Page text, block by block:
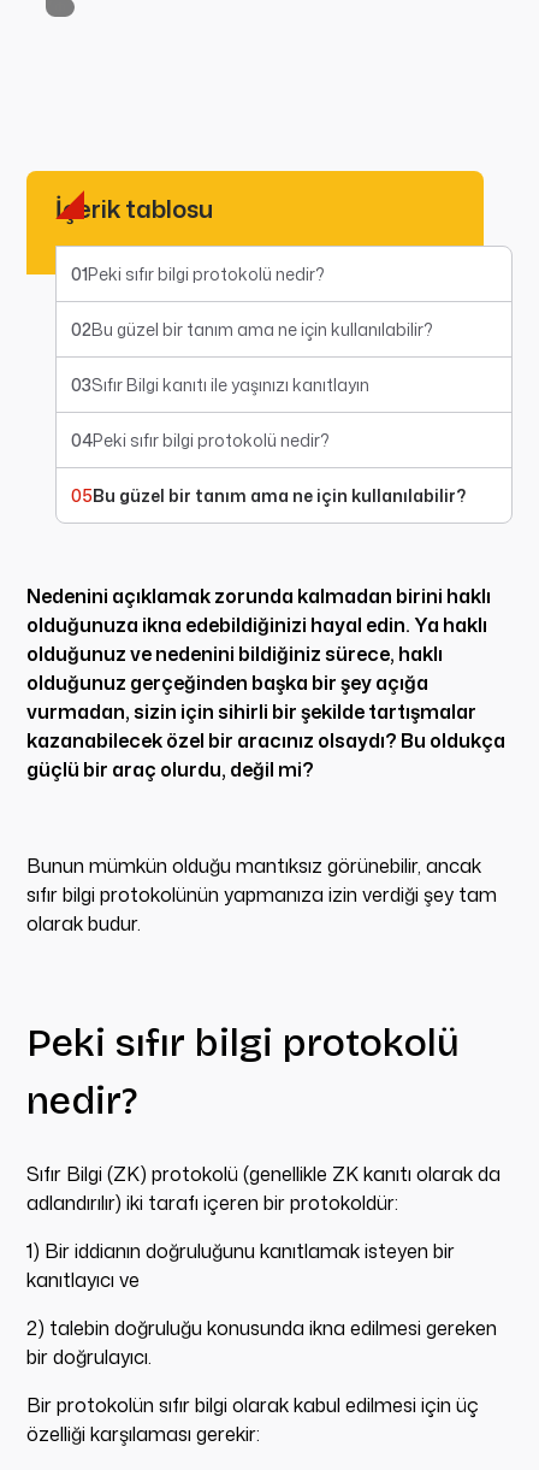
İçerik tablosu
01Peki sıfır bilgi protokolü nedir?
02Bu güzel bir tanım ama ne için kullanılabilir?
03Sıfır Bilgi kanıtı ile yaşınızı kanıtlayın
04Peki sıfır bilgi protokolü nedir?
05Bu güzel bir tanım ama ne için kullanılabilir?
Nedenini açıklamak zorunda kalmadan birini haklı
olduğunuza ikna edebildiğinizi hayal edin. Ya haklı
olduğunuz ve nedenini bildiğiniz sürece, haklı
olduğunuz gerçeğinden başka bir şey açığa
vurmadan, sizin için sihirli bir şekilde tartışmalar
kazanabilecek özel bir aracınız olsaydı? Bu oldukça
güçlü bir araç olurdu, değil mi?
Bunun mümkün olduğu mantıksız görünebilir, ancak
sıfır bilgi protokolünün yapmanıza izin verdiği şey tam
olarak budur.
Peki sıfır bilgi protokolü
nedir?
Sıfır Bilgi (ZK) protokolü (genellikle ZK kanıtı olarak da
adlandırılır) iki tarafı içeren bir protokoldür:
1) Bir iddianın doğruluğunu kanıtlamak isteyen bir
kanıtlayıcı ve
2) talebin doğruluğu konusunda ikna edilmesi gereken
bir doğrulayıcı.
Bir protokolün sıfır bilgi olarak kabul edilmesi için üç
özelliği karşılaması gerekir: